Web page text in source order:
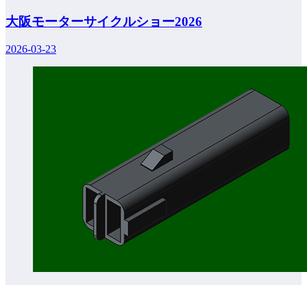
大阪モーターサイクルショー2026
2026-03-23